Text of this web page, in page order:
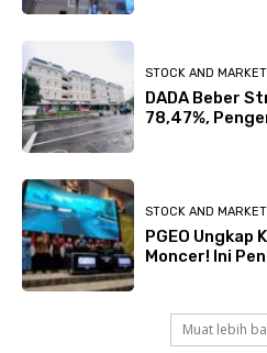
STOCK AND MARKET
DADA Beber
78,47%,
STOCK AND MARKET
PGEO Ungkap
Moncer! Ini
Muat lebih